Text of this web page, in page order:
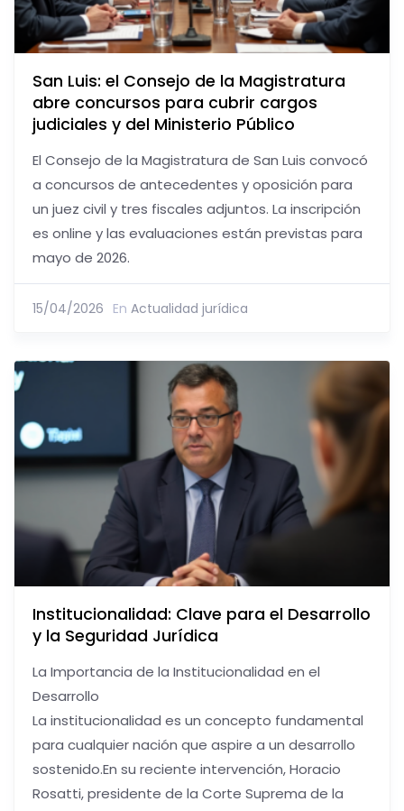
San Luis: el Consejo de la Magistratura
abre concursos para cubrir cargos
judiciales y del Ministerio Público
El Consejo de la Magistratura de San Luis convocó
a concursos de antecedentes y oposición para
un juez civil y tres fiscales adjuntos. La inscripción
es online y las evaluaciones están previstas para
mayo de 2026.
15/04/2026 En Actualidad jurídica
Institucionalidad: Clave para el Desarrollo
y la Seguridad Jurídica
La Importancia de la Institucionalidad en el
Desarrollo
La institucionalidad es un concepto fundamental
para cualquier nación que aspire a un desarrollo
sostenido.En su reciente intervención, Horacio
Rosatti, presidente de la Corte Suprema de la